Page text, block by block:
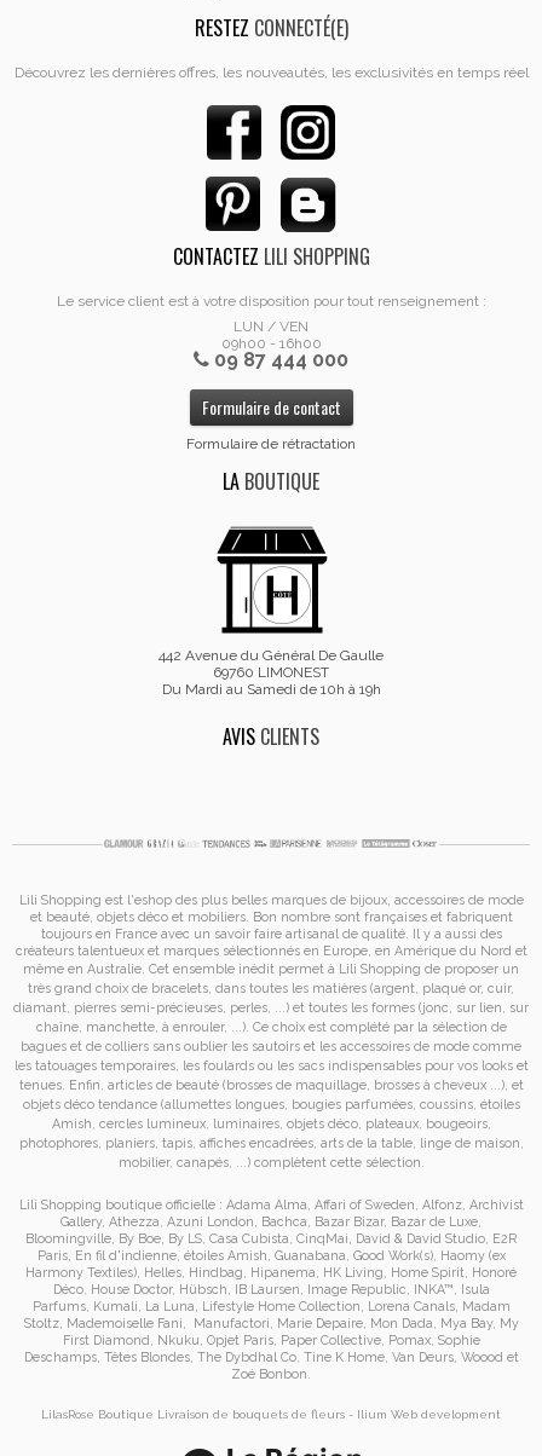
RESTEZ CONNECTÉ(E)
Découvrez les dernières offres, les nouveautés, les exclusivités en temps réel
CONTACTEZ LILI SHOPPING
Le service client est à votre disposition pour tout renseignement :
LUN / VEN
09h00 - 16h00
09 87 444 000
Formulaire de contact
Formulaire de rétractation
LA BOUTIQUE
442 Avenue du Général De Gaulle
69760 LIMONEST
Du Mardi au Samedi de 10h à 19h
AVIS CLIENTS
Lili Shopping est l'eshop des plus belles marques de bijoux, accessoires de mode
et beauté, objets déco et mobiliers. Bon nombre sont françaises et fabriquent
toujours en France avec un savoir faire artisanal de qualité. Il y a aussi des
créateurs talentueux et marques sélectionnés en Europe, en Amérique du Nord et
même en Australie. Cet ensemble inédit permet à Lili Shopping de proposer un
très grand choix de bracelets , dans toutes les matières (argent, plaqué or, cuir,
diamant, pierres semi-précieuses, perles, ...) et toutes les formes (jonc, sur lien, sur
chaîne, manchette, à enrouler, ...). Ce choix est complété par la sélection de
bagues et de colliers sans oublier les sautoirs et les accessoires de mode comme
les tatouages temporaires, les foulards ou les sacs indispensables pour vos looks et
tenues. Enfin, articles de beauté (brosses de maquillage, brosses à cheveux ...), et
objets déco tendance (allumettes longues, bougies parfumées, coussins, étoiles
Amish , cercles lumineux, luminaires, objets déco, plateaux, bougeoirs,
photophores, planiers, tapis, affiches encadrées, arts de la table, linge de maison,
mobilier, canapés, ...) complètent cette sélection.
Lili Shopping boutique officielle : Adama Alma Affari of Sweden Alfonz, Archivist
Gallery, Athezza Azuni London Bachca Bazar Bizar, Bazar de Luxe
Bloomingville By Boe By LS Casa Cubista CinqMai David & David Studio E2R
Paris, En fil d'indienne, étoiles Amish Guanabana Good Work(s), Haomy (ex
Harmony Textiles), Helles Hindbag Hipanema HK Living Home Spirit
Honoré
Déco, House Doctor, Hübsch IB Laursen Image Republic INKA™
Isula
Parfums, Kumali La Luna Lifestyle Home Collection Lorena Canals, Madam
Stoltz, Mademoiselle Fani Manufactori Marie Depaire, Mon Dada Mya Bay, My
First Diamond
Nkuku Opjet Paris, Paper Collective, Pomax, Sophie
Deschamps, Têtes Blondes, The Dybdhal Co, Tine K Home, Van Deurs, Woood et
Zoé Bonbon
LilasRose Boutique Livraison de bouquets de fleurs - Ilium Web development